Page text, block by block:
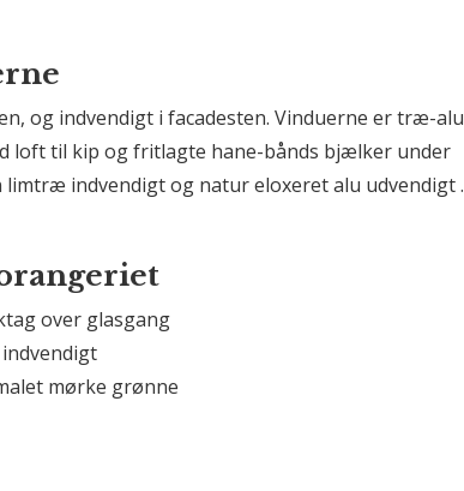
og indvendigt i facadesten. Vinduerne er træ-alu
loft til kip og fritlagte hane-bånds bjælker under
indvendigt og natur eloxeret alu udvendigt .
over glasgang
mørke grønne